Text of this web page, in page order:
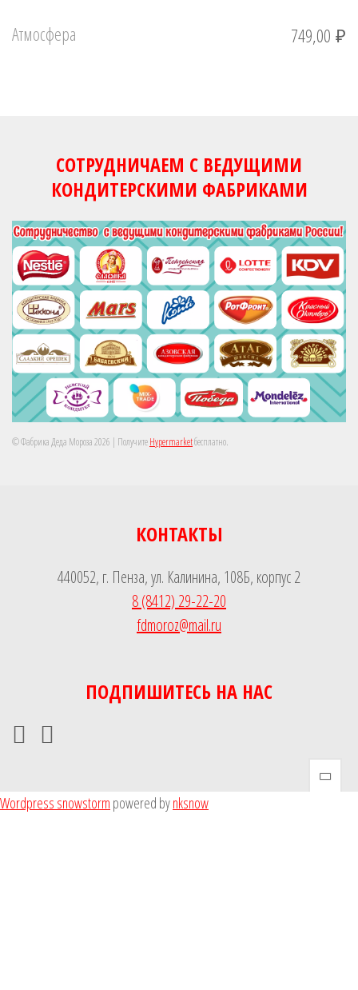
Атмосфера 749,00 ₽
СОТРУДНИЧАЕМ С ВЕДУЩИМИ
КОНДИТЕРСКИМИ ФАБРИКАМИ
© Фабрика Деда Мороза 2026 | ПолучитеHypermarketбесплатно.
КОНТАКТЫ
440052, г. Пенза, ул. Калинина, 108Б, корпус 2
8 (8412) 29-22-20
fdmoroz@mail.ru
ПОДПИШИТЕСЬ НА НАС
Wordpress snowstorm powered bynksnow